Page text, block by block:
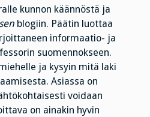
kunnon käännöstä ja
blogiin. Päätin luottaa
informaatio- ja
suomennokseen.
ja kysyin mitä laki
Asiassa on
voidaan
on ainakin hyvin